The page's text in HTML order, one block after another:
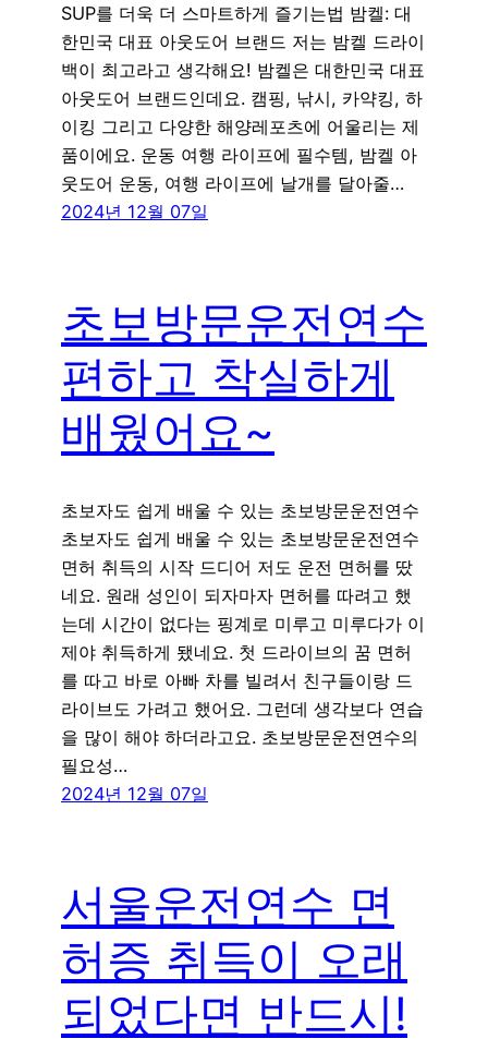
SUP를 더욱 더 스마트하게 즐기는법 밤켈: 대
한민국 대표 아웃도어 브랜드 저는 밤켈 드라이
백이 최고라고 생각해요! 밤켈은 대한민국 대표
아웃도어 브랜드인데요. 캠핑, 낚시, 카약킹, 하
이킹 그리고 다양한 해양레포츠에 어울리는 제
품이에요. 운동 여행 라이프에 필수템, 밤켈 아
웃도어 운동, 여행 라이프에 날개를 달아줄…
2024년 12월 07일
초보방문운전연수
편하고 착실하게
배웠어요~
초보자도 쉽게 배울 수 있는 초보방문운전연수
초보자도 쉽게 배울 수 있는 초보방문운전연수
면허 취득의 시작 드디어 저도 운전 면허를 땄
네요. 원래 성인이 되자마자 면허를 따려고 했
는데 시간이 없다는 핑계로 미루고 미루다가 이
제야 취득하게 됐네요. 첫 드라이브의 꿈 면허
를 따고 바로 아빠 차를 빌려서 친구들이랑 드
라이브도 가려고 했어요. 그런데 생각보다 연습
을 많이 해야 하더라고요. 초보방문운전연수의
필요성…
2024년 12월 07일
서울운전연수 면
허증 취득이 오래
되었다면 반드시!